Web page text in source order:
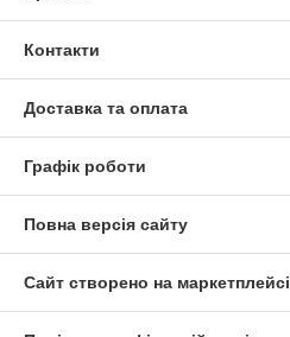
Контакти
Доставка та оплата
Графік роботи
Повна версія сайту
Сайт створено на маркетплейсі